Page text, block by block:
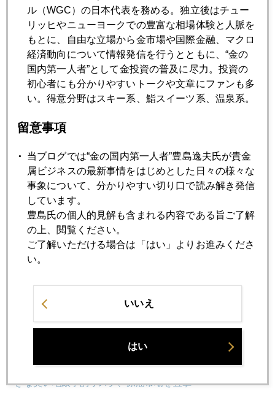
2022年01月27日
パウエル氏との蜜月に終止符？ＦＯＭＣ後、金急落
2022年01月26日
「ウクライナ有事の金」にご用心
ウクライナ「有事」に備える東欧諸国
2022年01月24日
当代随一のバブル研究者、日本株と金を推奨
2022年01月21日
2022年01月20日
金 １８４０ドル台へ急騰
2022年01月19日
きな臭い地政学的リスク、原油市場を直撃
ル（WGC）の日本代表を務める。独立後はチュー
リッヒやニューヨークでの豊富な相場体験と人脈を
もとに、自由な立場から金市場や国際金融、マクロ
経済動向について情報発信を行うとともに、“金の
国内第一人者”として金投資の普及に尽力。投資の
初心者にも分かりやすいトークや文章にファンも多
い。得意分野はスキー系、鮨スイーツ系、温泉系。
留意事項
当ブログでは“金の国内第一人者”豊島逸夫氏が貴金
属ビジネスの最新事情をはじめとした日々の様々な
事象について、分かりやすい切り口で読み解き発信
しています。
豊島氏の個人的見解も含まれる内容である旨ご了解
の上、閲覧ください。
ご了解いただける場合は「はい」よりお進みくださ
い。
いいえ
はい